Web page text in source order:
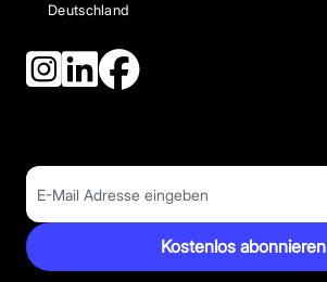
Deutschland
Kostenlos abonnieren